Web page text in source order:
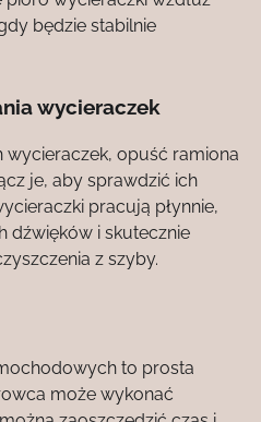
będzie stabilnie
wycieraczek
opuść ramiona
je, aby sprawdzić ich
pracują płynnie,
dźwięków i skutecznie
z szyby.
to prosta
może wykonać